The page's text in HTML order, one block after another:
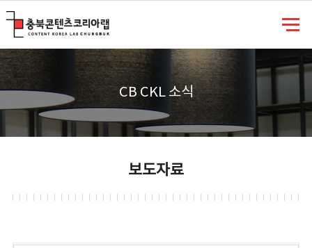
CB CKL 소식
보도자료